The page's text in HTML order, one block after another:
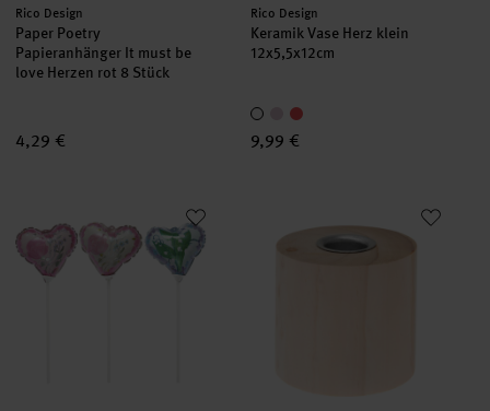
Hersteller:
Rico Design
Paper Poetry
Papieranhänger It must be
love Herzen rot 8 Stück
4,29 €
Hersteller:
Rico Design
Keramik Vase Herz klein
12x5,5x12cm
9,99 €
Mini-Folienballon Set Herzen mit BlumenHolz-Kerzenhalter Natur